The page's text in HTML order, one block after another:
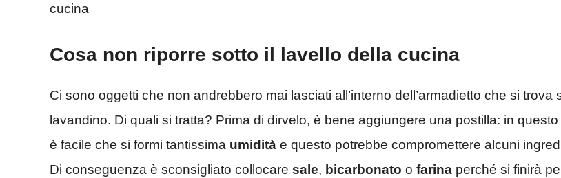
cucina
Cosa non riporre sotto il lavello della cucina
Ci sono oggetti che non andrebbero mai lasciati all’interno dell’armadietto che si trova
lavandino. Di quali si tratta? Prima di dirvelo, è bene aggiungere una postilla: in
è facile che si formi tantissima umidità e questo potrebbe compromettere alcuni
Di conseguenza è sconsigliato collocare sale, bicarbonato o farina perché si finirà